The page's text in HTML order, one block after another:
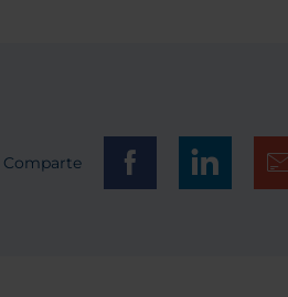
Comparte